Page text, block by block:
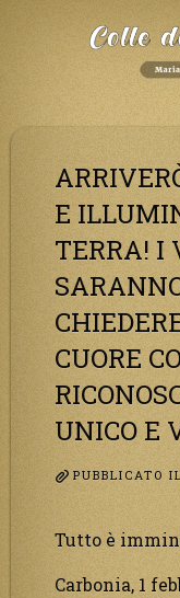
E
TERRA! I
CUORE
UNICO E
PUBBLICATO IL
Tutto è
Carbonia, 1